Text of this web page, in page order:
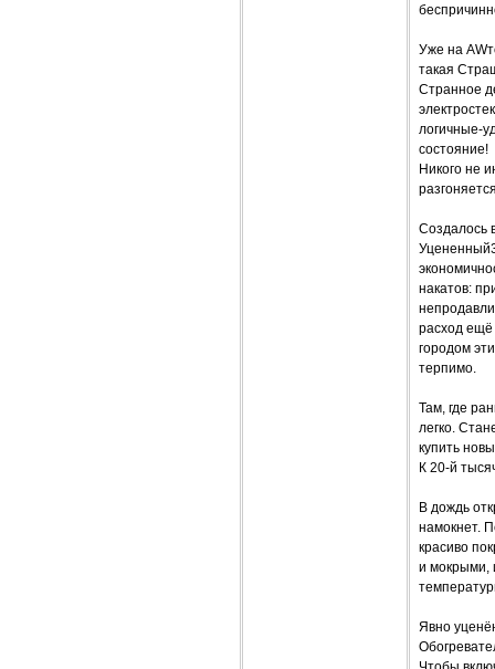
Уже на
такая
Странное
логичные-
состояние!
Никого не
Создалось
накатов:
расход ещё
городом
терпимо.
Там, где
легко.
купить
К 20-й
В дождь
намокнет.
красиво
и мокрыми,
Явно